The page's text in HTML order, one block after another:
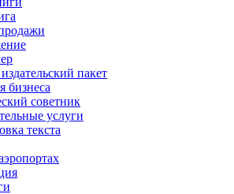
пакет
бизнеса
советник
услуги
текста